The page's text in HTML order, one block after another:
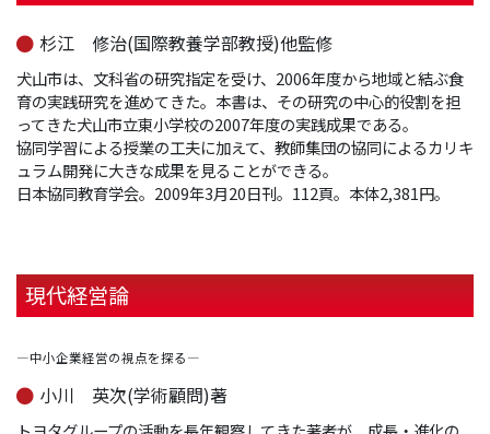
杉江 修治(国際教養学部教授)他監修
犬山市は、文科省の研究指定を受け、2006年度から地域と結ぶ食
育の実践研究を進めてきた。本書は、その研究の中心的役割を担
ってきた犬山市立東小学校の2007年度の実践成果である。
協同学習による授業の工夫に加えて、教師集団の協同によるカリキ
ュラム開発に大きな成果を見ることができる。
日本協同教育学会。2009年3月20日刊。112頁。本体2,381円。
現代経営論
―中小企業経営の視点を探る―
小川 英次(学術顧問)著